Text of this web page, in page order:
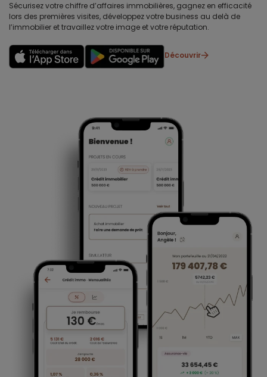
Sécurisez votre chiffre d’affaires immobilières, gagnez en efficacité
lors des premières visites, développez votre business au delà de
l’immobilier et travaillez votre image et votre réputation.
Découvrir